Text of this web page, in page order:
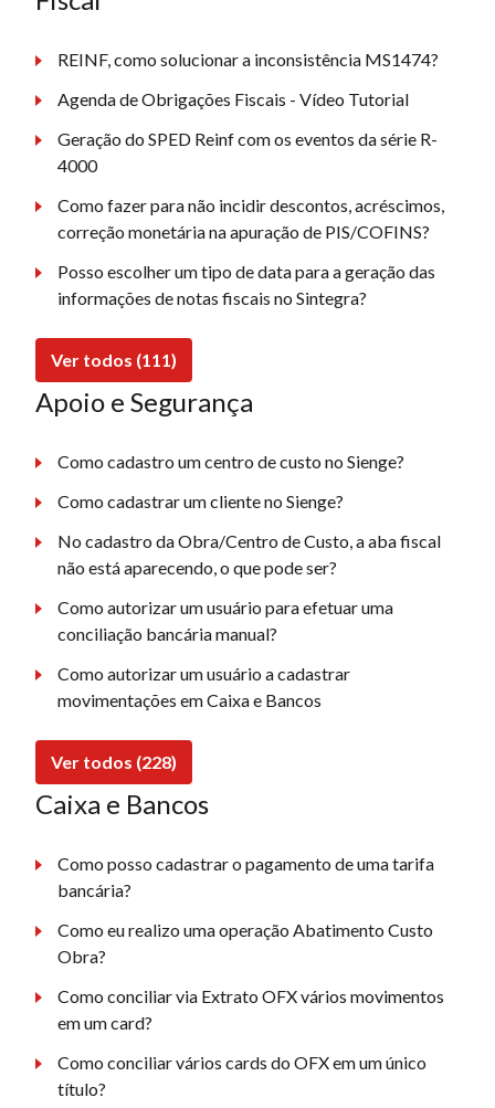
REINF, como solucionar a inconsistência MS1474?
Agenda de Obrigações Fiscais - Vídeo Tutorial
Geração do SPED Reinf com os eventos da série R-
4000
Como fazer para não incidir descontos, acréscimos,
correção monetária na apuração de PIS/COFINS?
Posso escolher um tipo de data para a geração das
informações de notas fiscais no Sintegra?
Ver todos (111)
Apoio e Segurança
Como cadastro um centro de custo no Sienge?
Como cadastrar um cliente no Sienge?
No cadastro da Obra/Centro de Custo, a aba fiscal
não está aparecendo, o que pode ser?
Como autorizar um usuário para efetuar uma
conciliação bancária manual?
Como autorizar um usuário a cadastrar
movimentações em Caixa e Bancos
Ver todos (228)
Caixa e Bancos
Como posso cadastrar o pagamento de uma tarifa
bancária?
Como eu realizo uma operação Abatimento Custo
Obra?
Como conciliar via Extrato OFX vários movimentos
em um card?
Como conciliar vários cards do OFX em um único
título?